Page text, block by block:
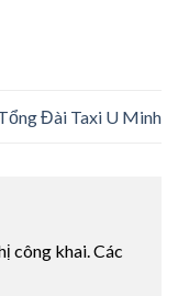
Đài Taxi U Minh
công khai. Các